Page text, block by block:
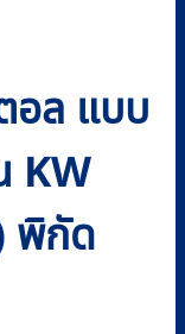
อล แบบ
KW
พิกัด